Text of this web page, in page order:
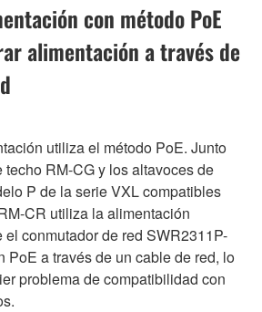
con método PoE
alimentación a través de
utiliza el método PoE. Junto
RM-CG y los altavoces de
P de la serie VXL compatibles
CR utiliza la alimentación
conmutador de red SWR2311P-
PoE a través de un cable de red, lo
problema de compatibilidad con